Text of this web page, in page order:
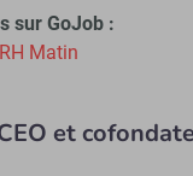
sur GoJob :
Matin
et